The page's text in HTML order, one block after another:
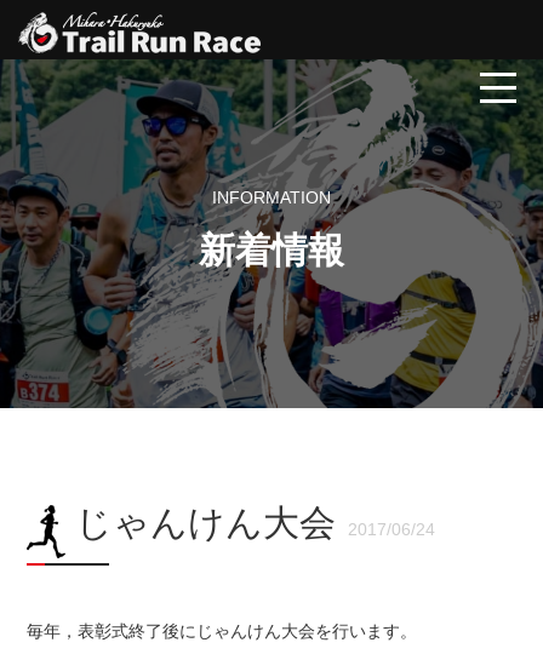
INFORMATION
新着情報
じゃんけん大会 2017/06/24
毎年，表彰式終了後にじゃんけん大会を行います。